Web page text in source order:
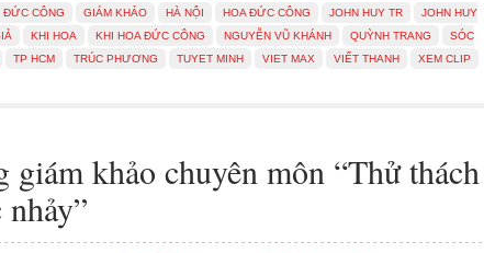
ĐỨC CÔNG GIÁM KHẢO HÀ NỘI HOA ĐỨC CÔNG JOHN HUY TR
JOHN HUY
KHI HOA KHI HOA ĐỨC CÔNG NGUYỄN VŨ KHÁNH QUỲNH TRANG
SÓC
TP HCM TRÚC PHƯƠNG TUYET MINH VIET MAX VIẾT THANH XEM CLIP
giám khảo chuyên môn “Thử thách